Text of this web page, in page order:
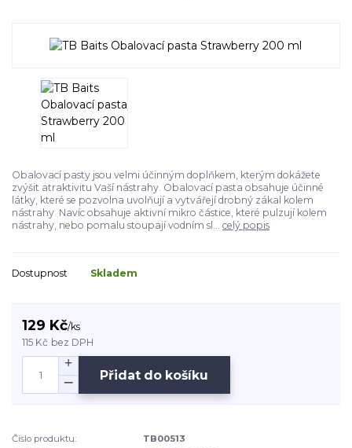
Obalovací pasty jsou velmi účinným doplňkem, kterým dokážete
zvýšit atraktivitu Vaší nástrahy. Obalovací pasta obsahuje účinné
látky, které se pozvolna uvolňují a vytvářejí drobný zákal kolem
nástrahy. Navíc obsahuje aktivní mikro částice, které pulzují kolem
nástrahy, nebo pomalu stoupají vodním sl... celý popis
Dostupnost Skladem
129 Kč/ks
115 Kč bez DPH
Přidat do košíku
Číslo produktu:
TB00513